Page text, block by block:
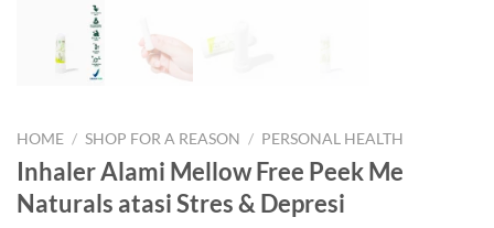
HOME / SHOP FOR A REASON / PERSONAL HEALTH
Inhaler Alami Mellow Free Peek Me
Naturals atasi Stres & Depresi